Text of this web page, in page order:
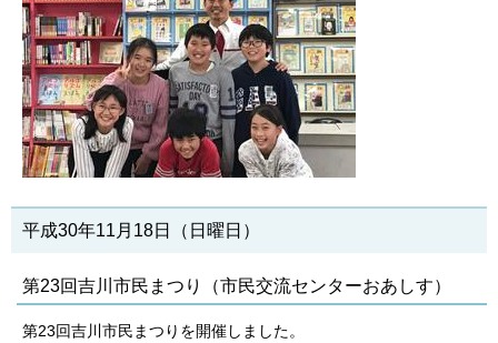
平成30年11月18日（日曜日）
第23回吉川市民まつり（市民交流センターおあしす）
第23回吉川市民まつりを開催しました。